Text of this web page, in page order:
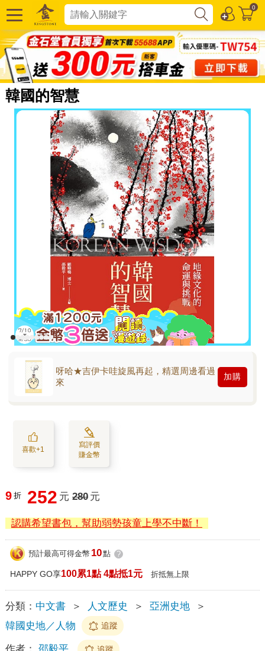
0
韓國的智慧
呀哈★吉伊卡哇旋風再起，精選周邊看過
來
加購
喜歡+1
寫評價
賺金幣
9 折 252 元 280 元
認購希望書包，幫助弱勢孩童上學不中斷！
預計最高可得金幣 10點 ?
HAPPY GO享100累1點 4點抵1元 折抵無上限
分類： 中文書 ＞ 人文歷史 ＞ 亞洲史地
＞
韓國史地／人物
追蹤
作者： 邵毅平 追蹤